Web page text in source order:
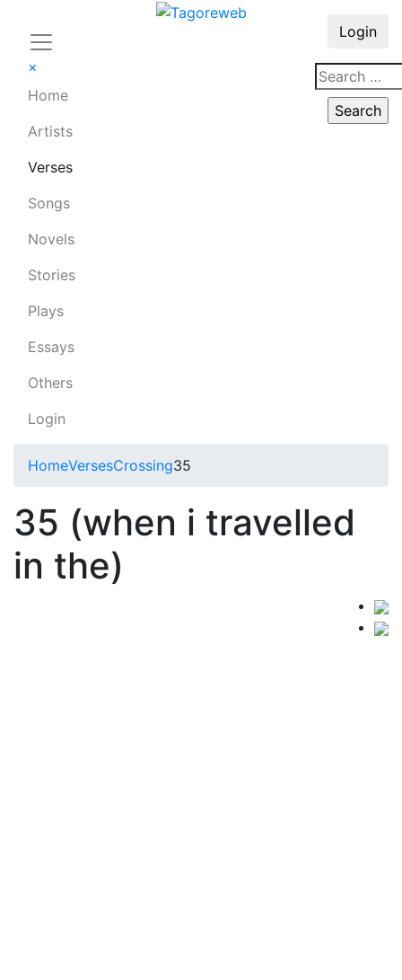
×
Home
Artists
Verses
Songs
Novels
Stories
Plays
Essays
Others
Login
Login
HomeVersesCrossing35
35 (when i travelled
in the)